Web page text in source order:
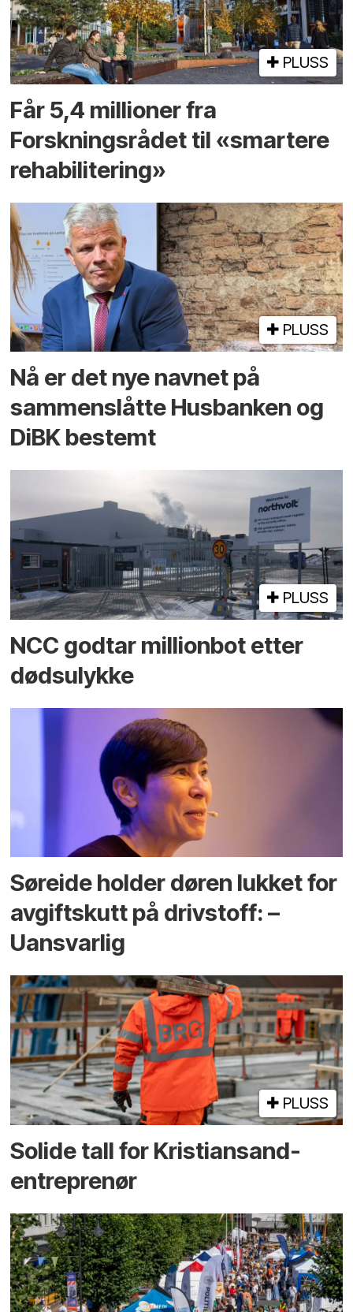
PLUSS
Får 5,4 millioner fra
Forskningsrådet til «smartere
rehabilitering»
PLUSS
Nå er det nye navnet på
sammenslåtte Husbanken og
DiBK bestemt
PLUSS
NCC godtar millionbot etter
dødsulykke
Søreide holder døren lukket for
avgiftskutt på drivstoff: –
Uansvarlig
PLUSS
Solide tall for Kristiansand-
entreprenør